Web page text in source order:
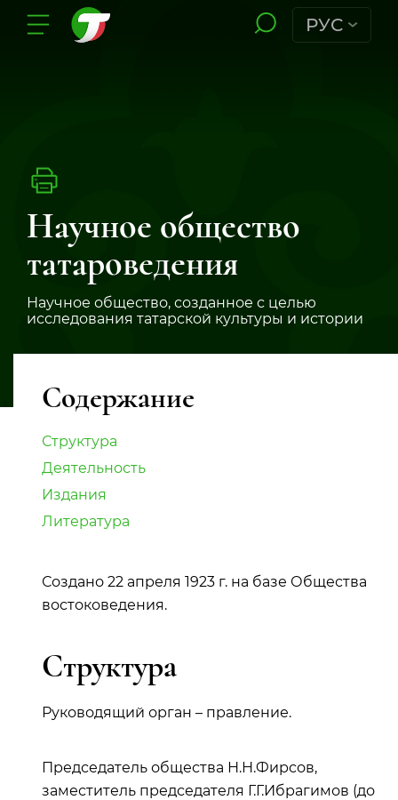
РУС
Научное общество
татароведения
Научное общество, созданное с целью
исследования татарской культуры и истории
Содержание
Структура
Деятельность
Издания
Литература
Создано 22 апреля 1923 г. на базе Общества
востоковедения.
Структура
Руководящий орган – правление.
Председатель общества Н.Н.Фирсов,
заместитель председателя Г.Г.Ибрагимов (до